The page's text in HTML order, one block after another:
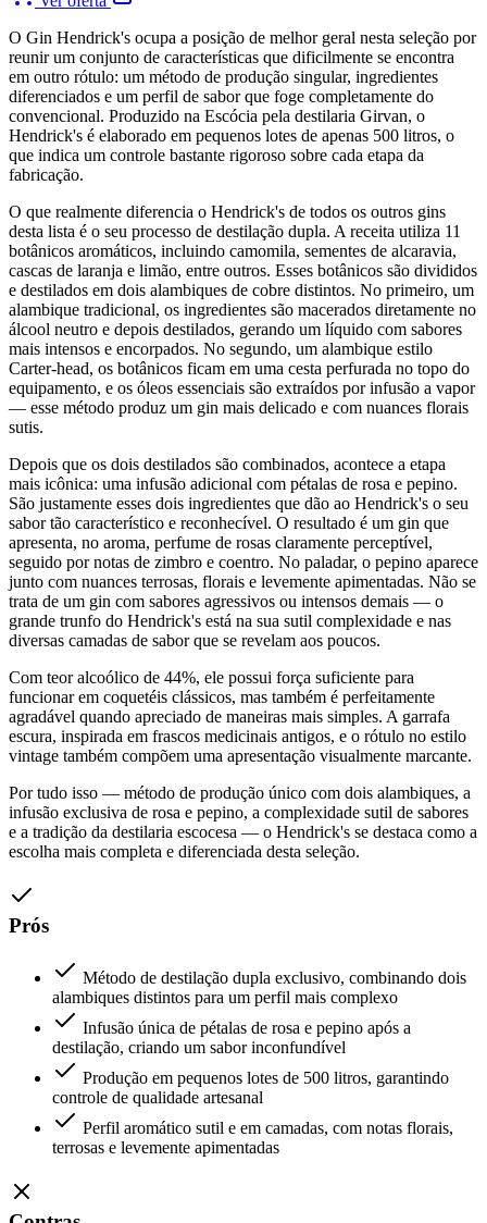
O Gin Hendrick's ocupa a posição de melhor geral nesta seleção por
reunir um conjunto de características que dificilmente se encontra
em outro rótulo: um método de produção singular, ingredientes
diferenciados e um perfil de sabor que foge completamente do
convencional. Produzido na Escócia pela destilaria Girvan, o
Hendrick's é elaborado em pequenos lotes de apenas 500 litros, o
que indica um controle bastante rigoroso sobre cada etapa da
fabricação.
O que realmente diferencia o Hendrick's de todos os outros gins
desta lista é o seu processo de destilação dupla. A receita utiliza 11
botânicos aromáticos, incluindo camomila, sementes de alcaravia,
cascas de laranja e limão, entre outros. Esses botânicos são divididos
e destilados em dois alambiques de cobre distintos. No primeiro, um
alambique tradicional, os ingredientes são macerados diretamente no
álcool neutro e depois destilados, gerando um líquido com sabores
mais intensos e encorpados. No segundo, um alambique estilo
Carter-head, os botânicos ficam em uma cesta perfurada no topo do
equipamento, e os óleos essenciais são extraídos por infusão a vapor
— esse método produz um gin mais delicado e com nuances florais
sutis.
Depois que os dois destilados são combinados, acontece a etapa
mais icônica: uma infusão adicional com pétalas de rosa e pepino.
São justamente esses dois ingredientes que dão ao Hendrick's o seu
sabor tão característico e reconhecível. O resultado é um gin que
apresenta, no aroma, perfume de rosas claramente perceptível,
seguido por notas de zimbro e coentro. No paladar, o pepino aparece
junto com nuances terrosas, florais e levemente apimentadas. Não se
trata de um gin com sabores agressivos ou intensos demais — o
grande trunfo do Hendrick's está na sua sutil complexidade e nas
diversas camadas de sabor que se revelam aos poucos.
Com teor alcoólico de 44%, ele possui força suficiente para
funcionar em coquetéis clássicos, mas também é perfeitamente
agradável quando apreciado de maneiras mais simples. A garrafa
escura, inspirada em frascos medicinais antigos, e o rótulo no estilo
vintage também compõem uma apresentação visualmente marcante.
Por tudo isso — método de produção único com dois alambiques, a
infusão exclusiva de rosa e pepino, a complexidade sutil de sabores
e a tradição da destilaria escocesa — o Hendrick's se destaca como a
escolha mais completa e diferenciada desta seleção.
Prós
Método de destilação dupla exclusivo, combinando dois
alambiques distintos para um perfil mais complexo
Infusão única de pétalas de rosa e pepino após a
destilação, criando um sabor inconfundível
Produção em pequenos lotes de 500 litros, garantindo
controle de qualidade artesanal
Perfil aromático sutil e em camadas, com notas florais,
terrosas e levemente apimentadas